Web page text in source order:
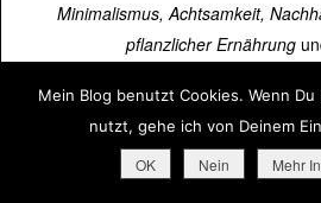
Du hast natürlich recht. Ich
Jahren mein Leben auf den
oder verändern. Das heißt aber
meinem Leben nicht auch
nichts mehr zu „optimieren“ gibt.
Mein Blog benutzt Cookies. Wenn
nutzt, gehe ich von Deinem
OK Nein Mehr
Minimalismus, Achtsamkeit,
pflanzlicher Ernährung
Über15.000 Menschen
➜Jetzt kostenlos